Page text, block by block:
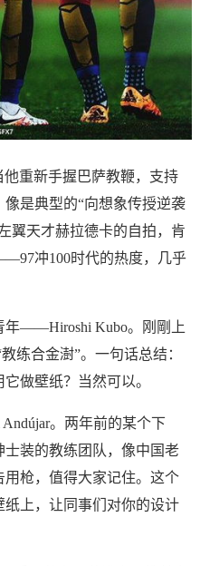
重新手握巴萨教鞭，支持
是典型的“向想象传授逆袭
翼天才赫拉德卡的自拍，肯
冲100时代的热度，几乎
年——Hiroshi Kubo。刚剛上
练合金澍”。一句话总结：
做壁纸？当然可以。
。两年前的某个下
装的教练团队，像中国老
枪，值得大家记住。这个
上，让同事们对你的设计